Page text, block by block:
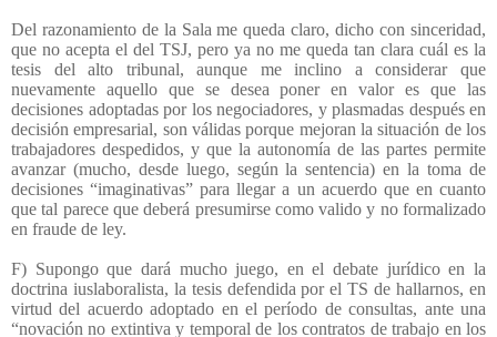
Del razonamiento de la Sala me queda claro, dicho con sinceridad,
que no acepta el del TSJ, pero ya no me queda tan clara cuál es la
tesis del alto tribunal, aunque me inclino a considerar que
nuevamente aquello que se desea poner en valor es que las
decisiones adoptadas por los negociadores, y plasmadas después en
decisión empresarial, son válidas porque mejoran la situación de los
trabajadores despedidos, y que la autonomía de las partes permite
avanzar (mucho, desde luego, según la sentencia) en la toma de
decisiones “imaginativas” para llegar a un acuerdo que en cuanto
que tal parece que deberá presumirse como valido y no formalizado
en fraude de ley.
F) Supongo que dará mucho juego, en el debate jurídico en la
doctrina iuslaboralista, la tesis defendida por el TS de hallarnos, en
virtud del acuerdo adoptado en el período de consultas, ante una
“novación no extintiva y temporal de los contratos de trabajo en los